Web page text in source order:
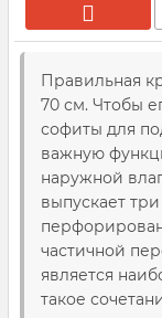
Правильная
70 см. Чтобы
софиты для
важную
наружной
выпускает
частичной
является
такое